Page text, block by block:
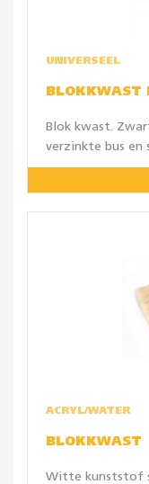
UNIVERSEEL
BLOKKWAST
Blok kwast.
verzinkte bus en
ACRYL/WATER
BLOKKWAST
Witte kunststof